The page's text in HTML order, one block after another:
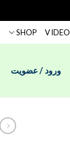
VIDEO
SHOP
ورود / عضویت